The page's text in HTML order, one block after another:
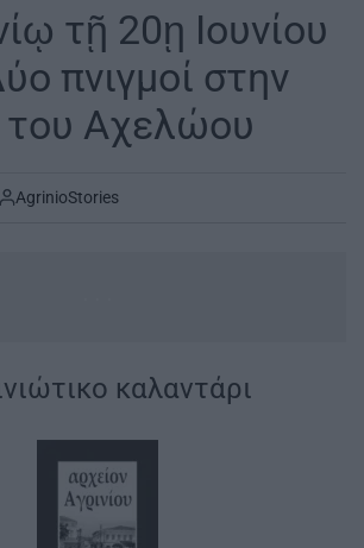
τῇ 20ῃ Ιουνίου
πνιγμοί στην
του Αχελώου
AgrinioStories
καλαντάρι